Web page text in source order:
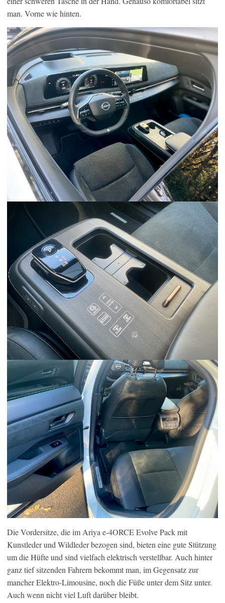
man. Vorne wie hinten.
Die Vordersitze, die im Ariya e-4ORCE Evolve Pack mit
Kunstleder und Wildleder bezogen sind, bieten eine gute Stützung
um die Hüfte und sind vielfach elektrisch verstellbar. Auch hinter
ganz tief sitzenden Fahrern bekommt man, im Gegensatz zur
mancher Elektro-Limousine, noch die Füße unter dem Sitz unter.
Auch wenn nicht viel Luft darüber bleibt.